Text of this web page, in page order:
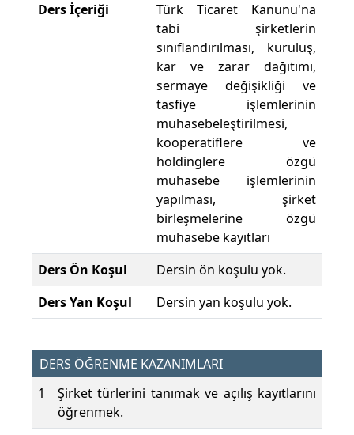
Ders İçeriği
Türk Ticaret Kanunu'na
tabi şirketlerin
sınıflandırılması, kuruluş,
kar ve zarar dağıtımı,
sermaye değişikliği ve
tasfiye işlemlerinin
muhasebeleştirilmesi,
kooperatiflere ve
holdinglere özgü
muhasebe işlemlerinin
yapılması, şirket
birleşmelerine özgü
muhasebe kayıtları
Ders Ön Koşul
Dersin ön koşulu yok.
Ders Yan Koşul
Dersin yan koşulu yok.
DERS ÖĞRENME KAZANIMLARI
1
Şirket türlerini tanımak ve açılış kayıtlarını
öğrenmek.